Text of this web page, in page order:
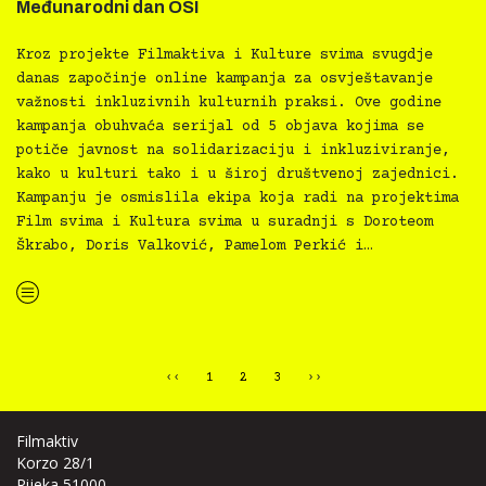
Međunarodni dan OSI
Kroz projekte Filmaktiva i Kulture svima svugdje
danas započinje online kampanja za osvještavanje
važnosti inkluzivnih kulturnih praksi. Ove godine
kampanja obuhvaća serijal od 5 objava kojima se
potiče javnost na solidarizaciju i inkluziviranje,
kako u kulturi tako i u široj društvenoj zajednici.
Kampanju je osmislila ekipa koja radi na projektima
Film svima i Kultura svima u suradnji s Doroteom
Škrabo, Doris Valković, Pamelom Perkić i…
“Film svima i Kultura svima s novom kampanjom slave Međunarodni dan OSI”
‹‹ 1 2 3 ››
Filmaktiv
Korzo 28/1